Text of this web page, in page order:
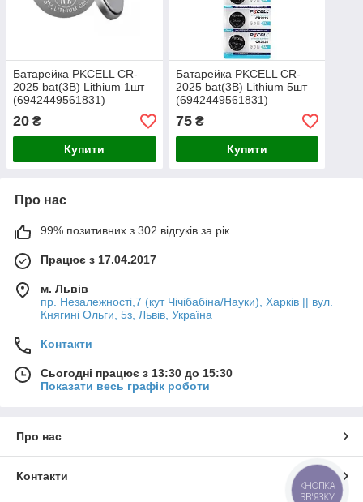
Батарейка PKCELL CR-
2025 bat(3B) Lithium 1шт
(6942449561831)
20 ₴
Купити
Батарейка PKCELL CR-
2025 bat(3B) Lithium 5шт
(6942449561831)
75₴
Купити
Про нас
99% позитивних з 302 відгуків за рік
Працює з 17.04.2017
м. Львів
пр. Незалежності,7 (кут Чічібабіна/Науки), Харків || вул.
Княгині Ольги, 5з, Львів, Україна
Контакти
Сьогодні працює з 13:30 до 15:30
Показати весь графік роботи
Про нас
Контакти
КНОПКА
ЗВ'ЯЗКУ